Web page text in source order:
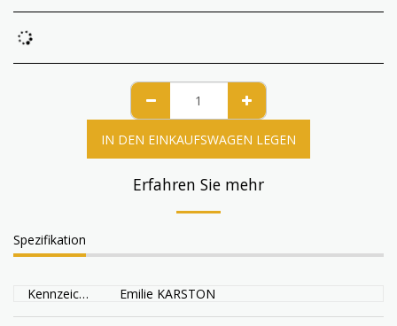
IN DEN EINKAUFSWAGEN LEGEN
Erfahren Sie mehr
Spezifikation
Kennzeichen Emilie KARSTON